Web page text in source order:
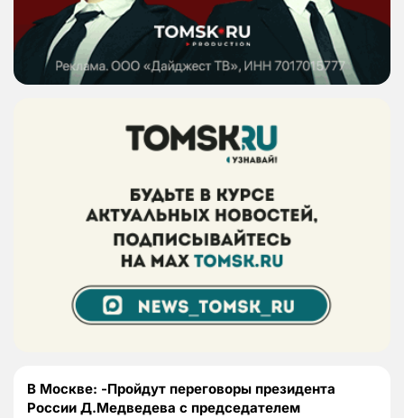
В Москве: -Пройдут переговоры президента
России Д.Медведева с председателем